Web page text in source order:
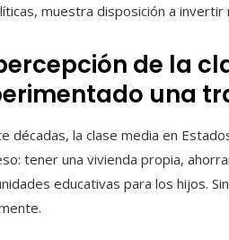
muestra disposición a invertir
de la
una
décadas, la clase media en
tener una vivienda propia,
educativas para los hijos.